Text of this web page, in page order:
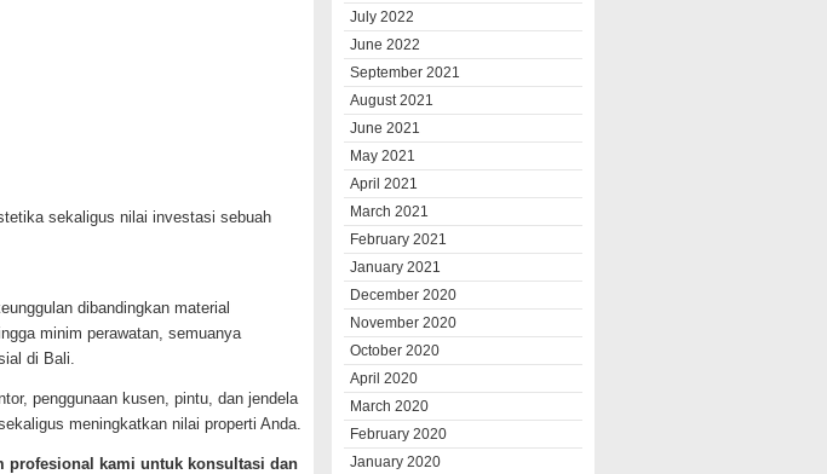
sekaligus nilai investasi sebuah
dibandingkan material
minim perawatan, semuanya
di Bali.
penggunaan kusen, pintu, dan jendela
meningkatkan nilai properti Anda.
profesional kami untuk konsultasi dan
July 2022
June 2022
September 2021
August 2021
June 2021
May 2021
April 2021
March 2021
February 2021
January 2021
December 2020
November 2020
October 2020
April 2020
March 2020
February 2020
January 2020